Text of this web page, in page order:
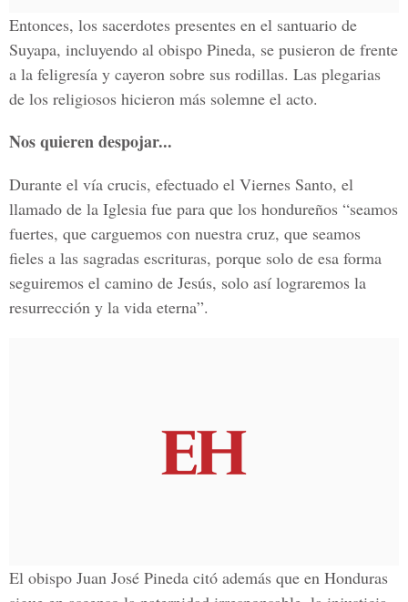
Entonces, los sacerdotes presentes en el santuario de
Suyapa, incluyendo al obispo Pineda, se pusieron de frente
a la feligresía y cayeron sobre sus rodillas. Las plegarias
de los religiosos hicieron más solemne el acto.
Nos quieren despojar...
Durante el vía crucis, efectuado el Viernes Santo, el
llamado de la Iglesia fue para que los hondureños “seamos
fuertes, que carguemos con nuestra cruz, que seamos
fieles a las sagradas escrituras, porque solo de esa forma
seguiremos el camino de Jesús, solo así lograremos la
resurrección y la vida eterna”.
El obispo Juan José Pineda citó además que en Honduras